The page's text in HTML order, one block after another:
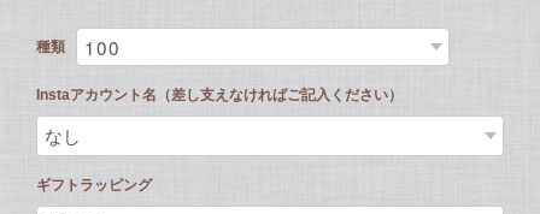
種類
Instaアカウント名（差し支えなければご記入ください）
ギフトラッピング